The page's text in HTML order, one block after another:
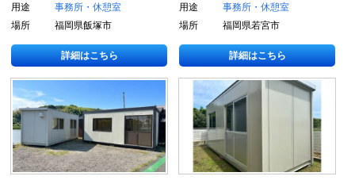
用途
事務所・休憩室
場所
福岡県飯塚市
詳細はこちら
用途
事務所・休憩室
場所
福岡県若宮市
詳細はこちら